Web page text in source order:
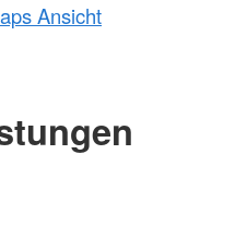
Ansicht